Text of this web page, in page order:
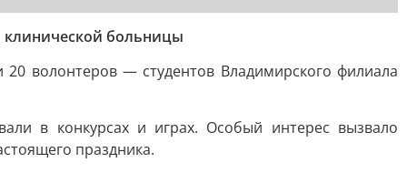
клинической больницы
волонтеров — студентов Владимирского филиала
в конкурсах и играх. Особый интерес вызвало
праздника.